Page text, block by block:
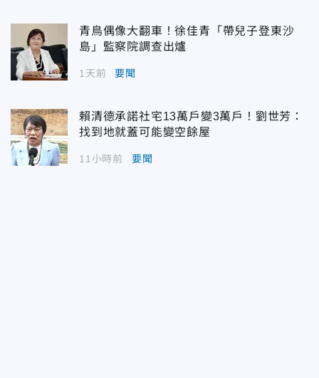
青鳥偶像大翻車！徐佳青「帶兒子登東沙
島」監察院調查出爐
1天前 要聞
賴清德承諾社宅13萬戶變3萬戶！劉世芳：
找到地就蓋可能變空餘屋
11小時前 要聞